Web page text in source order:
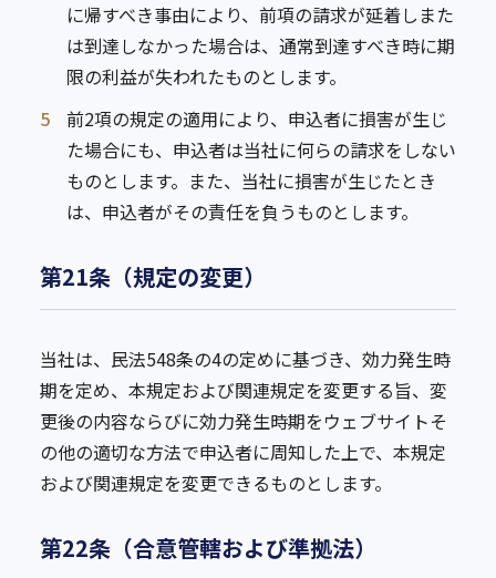
に帰すべき事由により、前項の請求が延着しまた
は到達しなかった場合は、通常到達すべき時に期
限の利益が失われたものとします。
5
前2項の規定の適用により、申込者に損害が生じ
た場合にも、申込者は当社に何らの請求をしない
ものとします。また、当社に損害が生じたとき
は、申込者がその責任を負うものとします。
第21条（規定の変更）
当社は、民法548条の4の定めに基づき、効力発生時
期を定め、本規定および関連規定を変更する旨、変
更後の内容ならびに効力発生時期をウェブサイトそ
の他の適切な方法で申込者に周知した上で、本規定
および関連規定を変更できるものとします。
第22条（合意管轄および準拠法）